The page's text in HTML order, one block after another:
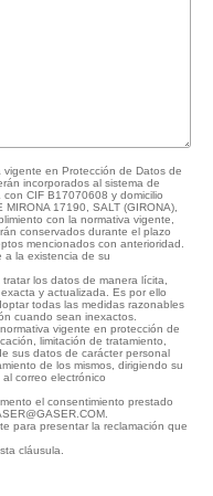
en Protección de Datos de
incorporados al sistema de
CIF B17070608 y domicilio
17190, SALT (GIRONA),
con la normativa vigente,
conservados durante el plazo
mencionados con anterioridad.
a la existencia de su
los datos de manera lícita,
y actualizada. Es por ello
todas las medidas razonables
cuando sean inexactos.
vigente en protección de
limitación de tratamiento,
sus datos de carácter personal
de los mismos, dirigiendo su
correo electrónico
el consentimiento prestado
para presentar la reclamación que
cláusula.